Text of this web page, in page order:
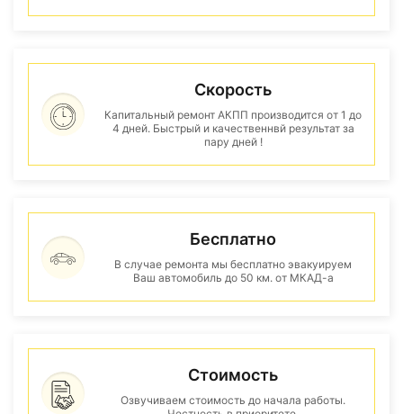
Скорость
Капитальный ремонт АКПП производится от 1 до
4 дней. Быстрый и качественнвй результат за
пару дней !
Бесплатно
В случае ремонта мы бесплатно эвакуируем
Ваш автомобиль до 50 км. от МКАД-а
Стоимость
Озвучиваем стоимость до начала работы.